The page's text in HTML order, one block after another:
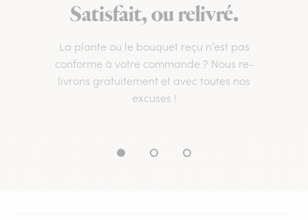
Satisfait, ou relivré.
La plante ou le bouquet reçu n’est pas
conforme à votre commande ? Nous re-
livrons gratuitement et avec toutes nos
excuses !